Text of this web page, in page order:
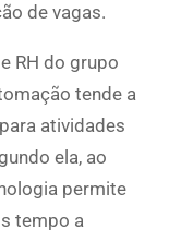
de vagas.
RH do grupo
tende a
atividades
ela, ao
permite
tempo a